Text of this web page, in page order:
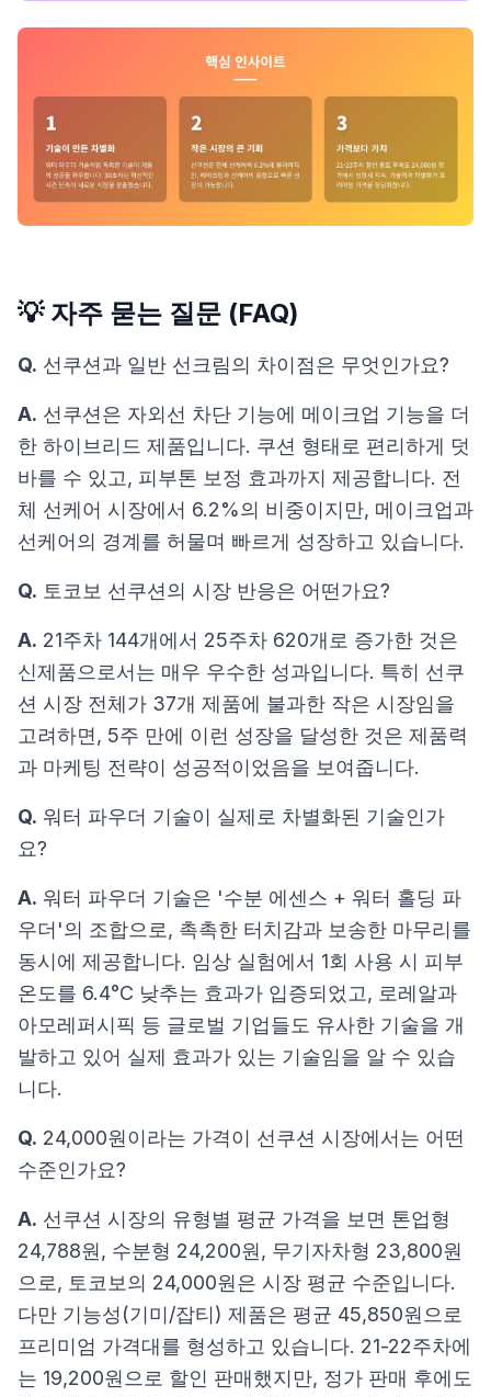
💡 자주 묻는 질문 (FAQ)
Q. 선쿠션과 일반 선크림의 차이점은 무엇인가요?
A. 선쿠션은 자외선 차단 기능에 메이크업 기능을 더
한 하이브리드 제품입니다. 쿠션 형태로 편리하게 덧
바를 수 있고, 피부톤 보정 효과까지 제공합니다. 전
체 선케어 시장에서 6.2%의 비중이지만, 메이크업과
선케어의 경계를 허물며 빠르게 성장하고 있습니다.
Q. 토코보 선쿠션의 시장 반응은 어떤가요?
A. 21주차 144개에서 25주차 620개로 증가한 것은
신제품으로서는 매우 우수한 성과입니다. 특히 선쿠
션 시장 전체가 37개 제품에 불과한 작은 시장임을
고려하면, 5주 만에 이런 성장을 달성한 것은 제품력
과 마케팅 전략이 성공적이었음을 보여줍니다.
Q. 워터 파우더 기술이 실제로 차별화된 기술인가
요?
A. 워터 파우더 기술은 '수분 에센스 + 워터 홀딩 파
우더'의 조합으로, 촉촉한 터치감과 보송한 마무리를
동시에 제공합니다. 임상 실험에서 1회 사용 시 피부
온도를 6.4°C 낮추는 효과가 입증되었고, 로레알과
아모레퍼시픽 등 글로벌 기업들도 유사한 기술을 개
발하고 있어 실제 효과가 있는 기술임을 알 수 있습
니다.
Q. 24,000원이라는 가격이 선쿠션 시장에서는 어떤
수준인가요?
A. 선쿠션 시장의 유형별 평균 가격을 보면 톤업형
24,788원, 수분형 24,200원, 무기자차형 23,800원
으로, 토코보의 24,000원은 시장 평균 수준입니다.
다만 기능성(기미/잡티) 제품은 평균 45,850원으로
프리미엄 가격대를 형성하고 있습니다. 21-22주차에
는 19,200원으로 할인 판매했지만, 정가 판매 후에도